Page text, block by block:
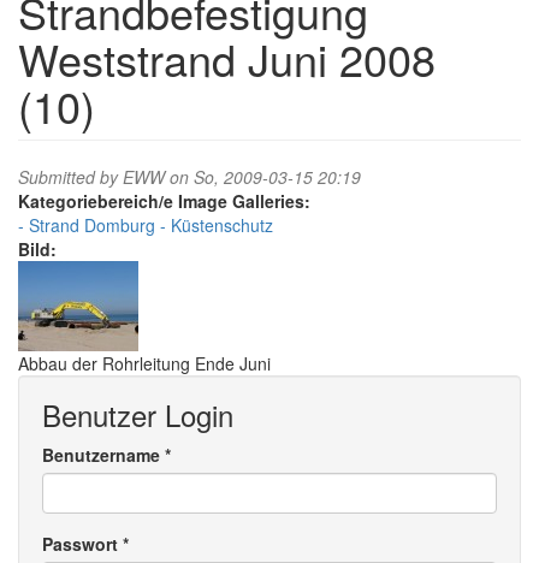
Weststrand Juni 2008
(10)
Submitted byEWWon So, 2009-03-15 20:19
Image Galleries:
Strand Domburg
Küstenschutz
Bild:
Abbau der Rohrleitung Ende Juni
Benutzer Login
Benutzername *
Passwort *